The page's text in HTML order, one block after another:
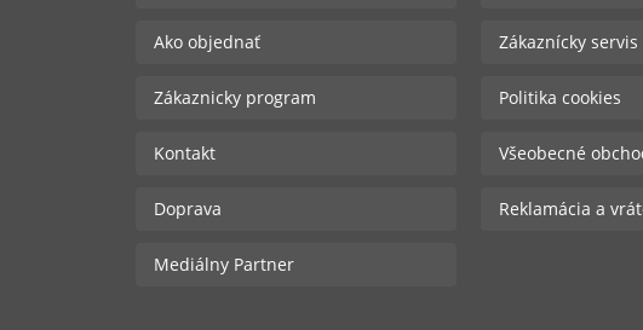
Ako objednať
Zákaznicky program
Kontakt
Doprava
Mediálny Partner
Zákaznícky servis
Politika cookies
Všeobecné
Reklamácia a